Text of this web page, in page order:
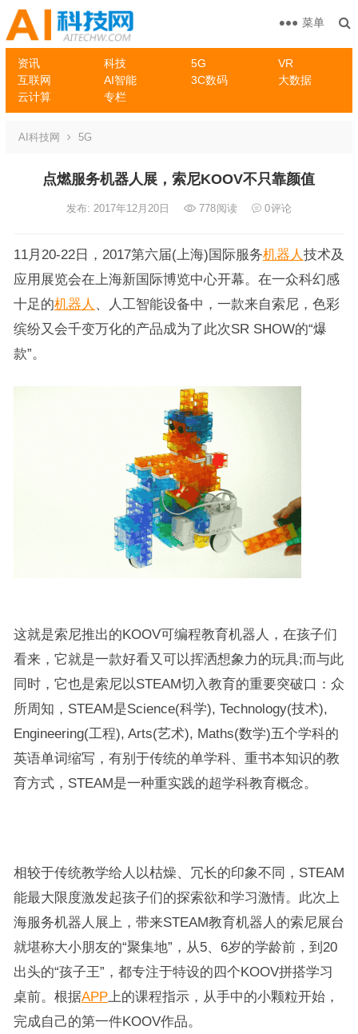
资讯 科技 5G
VR
互联网
AI智能 3C数码
大数据
云计算
专栏
菜单
AI科技网 5G
点燃服务机器人展，索尼KOOV不只靠颜值
发布: 2017年12月20日 778阅读 0评论
11月20-22日，2017第六届(上海)国际服务机器人 技术及
应用展览会在上海新国际博览中心开幕。在一众科幻感
十足的机器人 、人工智能设备中，一款来自索尼，色彩
缤纷又会千变万化的产品成为了此次SR SHOW的“爆
款”。
这就是索尼推出的KOOV可编程教育机器人，在孩子们
看来，它就是一款好看又可以挥洒想象力的玩具;而与此
同时，它也是索尼以STEAM切入教育的重要突破口：众
所周知，STEAM是Science(科学), Technology(技术),
Engineering(工程), Arts(艺术), Maths(数学)五个学科的
英语单词缩写，有别于传统的单学科、重书本知识的教
育方式，STEAM是一种重实践的超学科教育概念。
相较于传统教学给人以枯燥、冗长的印象不同，STEAM
能最大限度激发起孩子们的探索欲和学习激情。此次上
海服务机器人展上，带来STEAM教育机器人的索尼展台
就堪称大小朋友的“聚集地”，从5、6岁的学龄前，到20
出头的“孩子王”，都专注于特设的四个KOOV拼搭学习
桌前。根据APP上的课程指示，从手中的小颗粒开始，
完成自己的第一件KOOV作品。